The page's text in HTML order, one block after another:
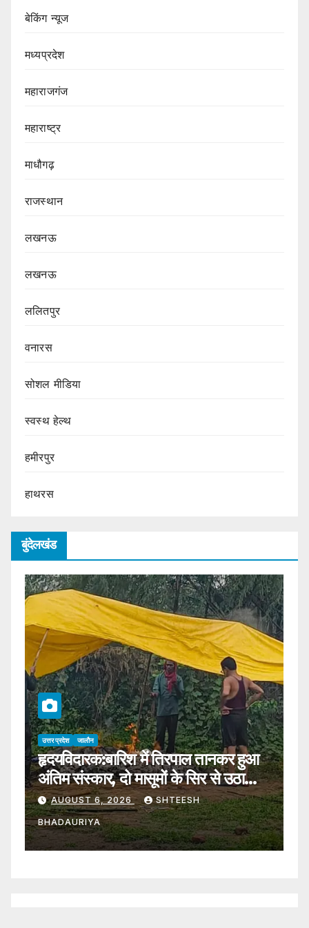
बेकिंग न्यूज
मध्यप्रदेश
महाराजगंज
महाराष्ट्र
माधौगढ़
राजस्थान
लखनऊ
लखनऊ
ललितपुर
वनारस
सोशल मीडिया
स्वस्थ हेल्थ
हमीरपुर
हाथरस
बुंदेलखंड
उत्तर प्रदेश जालौन
हृदयविदारक:बारिश में तिरपाल तानकर हुआ
अंतिम संस्कार, दो मासूमों के सिर से उठा
पिता का साया – Funeral Held
Under A Makeshift
Tarpaulin Amidst Rain; Two
Young Children Lose Their
AUGUST 6, 2026 SHTEESH
BHADAURIYA